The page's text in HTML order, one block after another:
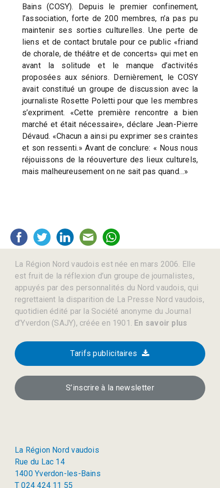
Bains (COSY). Depuis le premier confinement,
l’association, forte de 200 membres, n’a pas pu
maintenir ses sorties culturelles. Une perte de
liens et de contact brutale pour ce public «friand
de chorale, de théâtre et de concerts» qui met en
avant la solitude et le manque d’activités
proposées aux séniors. Dernièrement, le COSY
avait constitué un groupe de discussion avec la
journaliste Rosette Poletti pour que les membres
s’expriment. «Cette première rencontre a bien
marché et était nécessaire», déclare Jean-Pierre
Dévaud. «Chacun a ainsi pu exprimer ses craintes
et son ressenti.» Avant de conclure: « Nous nous
réjouissons de la réouverture des lieux culturels,
mais malheureusement on ne sait pas quand…»
La Région Nord vaudois est née en mars 2006. Elle
est fruit de la réflexion d’un groupe de journalistes,
appuyés par des personnalités du Nord vaudois, qui
regrettaient la disparition de La Presse Nord vaudois,
quotidien édité par la Société anonyme du Journal
d’Yverdon (SAJY), créée en 1901. En savoir plus
Tarifs publicitaires
S’inscrire à la newsletter
La Région Nord vaudois
Rue du Lac 14
1400 Yverdon-les-Bains
T 024 424 11 55